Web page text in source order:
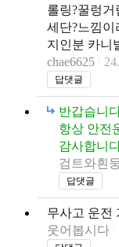
롤링?꿀렁
세단?느낌이
지인분 카니
chae6625
답댓글
반갑습니
항상 안전
감사합니
검트와흰
답댓글
무사고 운전
웃어봅시다